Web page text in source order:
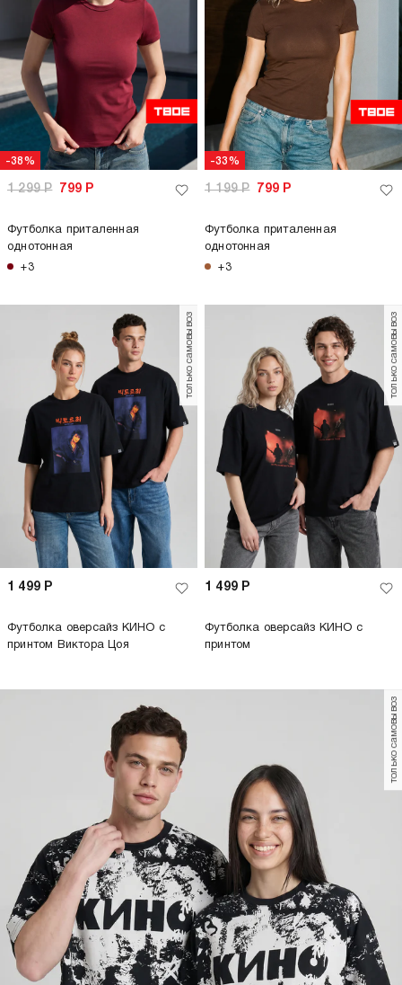
-38%
1 299Р 799 Р
Футболка приталенная
однотонная
+3
-33%
1 199Р 799 Р
Футболка приталенная
однотонная
+3
только самовывоз
1 499 Р
Футболка оверсайз КИНО с
принтом Виктора Цоя
только самовывоз
1 499 Р
Футболка оверсайз КИНО с
принтом
только самовывоз